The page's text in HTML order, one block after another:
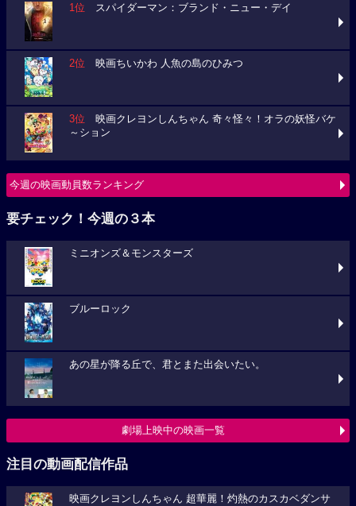
1位 スパイダーマン：ブランド・ニュー・デイ
2位 映画ちいかわ 人魚の島のひみつ
3位 映画クレヨンしんちゃん 奇々怪々！オラの妖怪バケ
～ション
今週の映画動員数ランキング
要チェック！今週の３本
ミニオンズ＆モンスターズ
ブルーロック
あの星が降る丘で、君とまた出会いたい。
劇場上映中の映画一覧
注目の動画配信作品
映画クレヨンしんちゃん 超華麗！灼熱のカスカベダンサ